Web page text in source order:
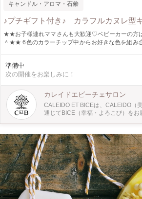
キャンドル・アロマ・石鹸
♪プチギフト付き♪ カラフルカヌレ型
★★お子様連れママさんも大歓迎♡ベビーカーの方
＾★★ 6色のカラーチップ中からお好きな色を組み
電話でのご予約も可能です★★ 070-6487-3007 ※お時間によって作るキャンド
ルの個数が異なります※ ◆13:00 - 14:00：１個
準備中
次の開催をお楽しみに！
カレイドエビーチェサロン
CALEIDO ET BICEは、CALEIDO（
通じてBICE（幸福・よろこび）をお